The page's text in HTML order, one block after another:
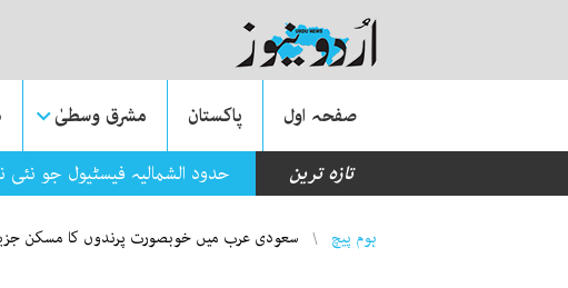
صفحہ اول پاکستان مشرق وسطیٰ
تازہ ترین
حدود الشمالیہ فیسٹیول جو
You are here
ہوم پیچ سعودی عرب میں خوبصورت پرندوں کا مسکن